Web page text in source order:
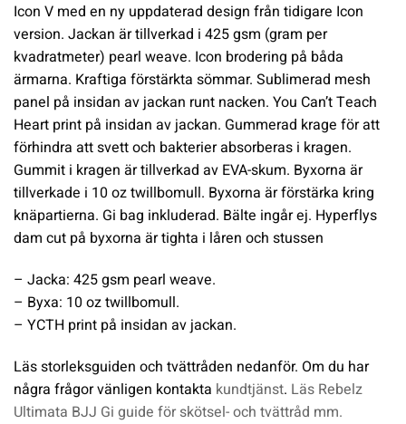
Icon V med en ny uppdaterad design från tidigare Icon
version. Jackan är tillverkad i 425 gsm (gram per
kvadratmeter) pearl weave. Icon brodering på båda
ärmarna. Kraftiga förstärkta sömmar. Sublimerad mesh
panel på insidan av jackan runt nacken. You Can’t Teach
Heart print på insidan av jackan. Gummerad krage för att
förhindra att svett och bakterier absorberas i kragen.
Gummit i kragen är tillverkad av EVA-skum. Byxorna är
tillverkade i 10 oz twillbomull. Byxorna är förstärka kring
knäpartierna. Gi bag inkluderad. Bälte ingår ej. Hyperflys
dam cut på byxorna är tighta i låren och stussen
– Jacka: 425 gsm pearl weave.
– Byxa: 10 oz twillbomull.
– YCTH print på insidan av jackan.
Läs storleksguiden och tvättråden nedanför. Om du har
några frågor vänligen kontakta kundtjänst. Läs Rebelz
Ultimata BJJ Gi guide för skötsel- och tvättråd mm.